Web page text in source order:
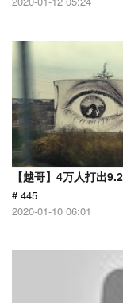
【越哥】4万人打出
# 445
2020-01-10 06:01